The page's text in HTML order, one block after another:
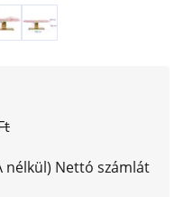
nélkül) Nettó számlát